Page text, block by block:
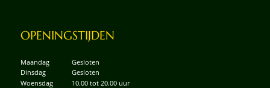
OPENINGSTIJDEN
Maandag
Gesloten
Dinsdag
Gesloten
Woensdag
10.00 tot 20.00 uur